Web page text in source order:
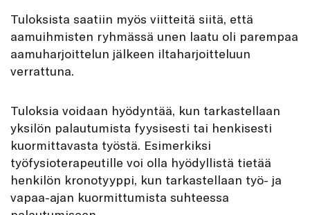
Tuloksista saatiin myös viitteitä siitä, että
aamuihmisten ryhmässä unen laatu oli parempaa
aamuharjoittelun jälkeen iltaharjoitteluun
verrattuna.
Tuloksia voidaan hyödyntää, kun tarkastellaan
yksilön palautumista fyysisesti tai henkisesti
kuormittavasta työstä. Esimerkiksi
työfysioterapeutille voi olla hyödyllistä tietää
henkilön kronotyyppi, kun tarkastellaan työ- ja
vapaa-ajan kuormittumista suhteessa